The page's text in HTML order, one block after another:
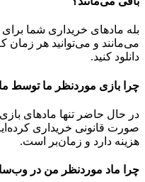
بله مادهای خریداری شما
می‌مانند و می‌توانید هر زمان
دانلود کنید.
چرا بازی موردنظر ما توسط
در حال حاضر تنها مادهای
صورت قانونی خریداری
هزینه دارد و زمان‌بر است.
چرا ماد موردنظر من در